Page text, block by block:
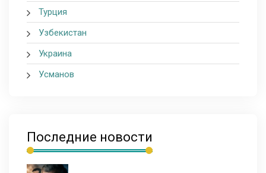
Турция
Узбекистан
Украина
Усманов
Последние новости